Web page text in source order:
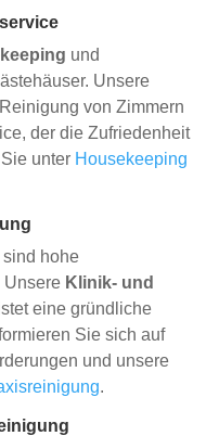
und
Unsere
von Zimmern
der die Zufriedenheit
unter Housekeeping
sind hohe
Unsere Klinik- und
eine gründliche
Sie sich auf
und unsere
.